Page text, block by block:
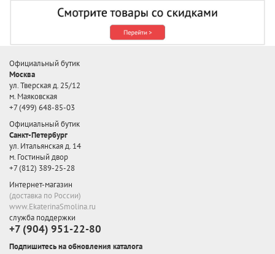
Официальный бутик
Москва
ул. Тверская д. 25/12
м. Маяковская
+7 (499) 648-85-03
Официальный бутик
Санкт-Петербург
ул. Итальянская д. 14
м. Гостиный двор
+7 (812) 389-25-28
Интернет-магазин
(доставка по России)
www.EkaterinaSmolina.ru
служба поддержки
+7 (904) 951-22-80
Подпишитесь на обновления каталога